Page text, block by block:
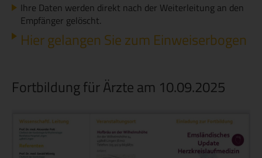
Ihre Daten werden direkt nach der Weiterleitung an den
Empfänger gelöscht.
Hier gelangen Sie zum Einweiserbogen
Fortbildung für Ärzte am 10.09.2025